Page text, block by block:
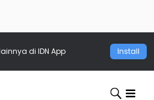
di IDN App Install